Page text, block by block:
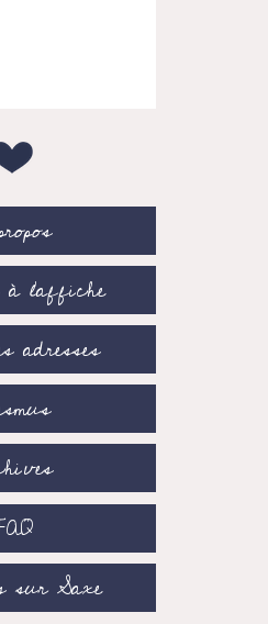
à l’affiche
adresses
sur Saxe